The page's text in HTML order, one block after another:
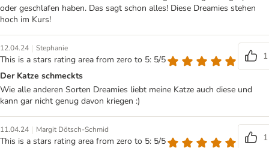
oder geschlafen haben. Das sagt schon alles! Diese Dreamies stehen
hoch im Kurs!
12.04.24 | Stephanie
This is a stars rating area from zero to 5: 5/5
1
Der Katze schmeckts
Wie alle anderen Sorten Dreamies liebt meine Katze auch diese und
kann gar nicht genug davon kriegen :)
11.04.24 | Margit Dötsch-Schmid
This is a stars rating area from zero to 5: 5/5
1